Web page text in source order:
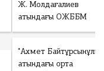
Ж. Молдағалиев
атындағы ОЖББМ
"Ахмет Байтұрсынұлы
атындағы орта